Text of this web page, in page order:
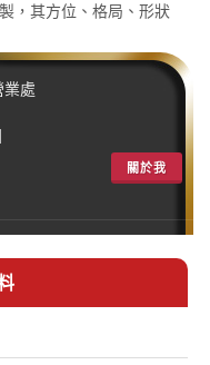
，其方位、格局、形狀
業處
關於我